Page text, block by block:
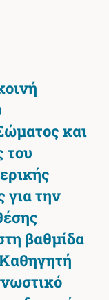
και
του
για την
βαθμίδα